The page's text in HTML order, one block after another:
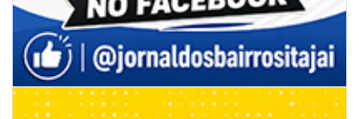
ITAPEMA